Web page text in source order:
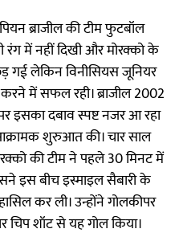
ब्राजील की टीम फुटबॉल
में नहीं दिखी और मोरक्को के
गई लेकिन विनीसियस जूनियर
में सफल रही। ब्राजील 2002
इसका दबाव स्पष्ट नजर आ रहा
शुरुआत की। चार साल
की टीम ने पहले 30 मिनट में
इस बीच इस्माइल सैबारी के
कर ली। उन्होंने गोलकीपर
शॉट से यह गोल किया।